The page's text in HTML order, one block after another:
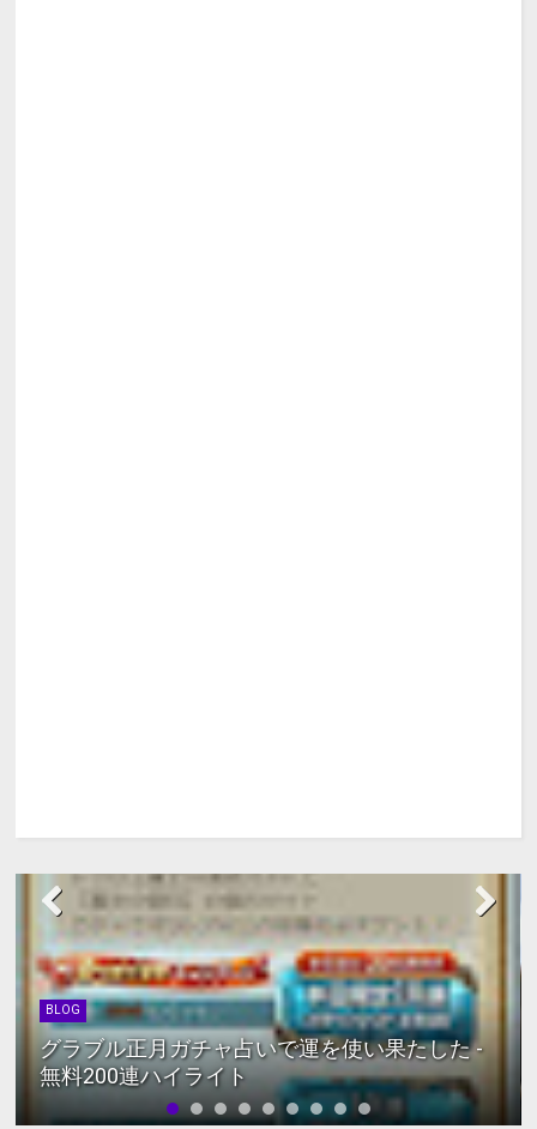
BLOG
グラブル正月ガチャ占いで運を使い果たした -
無料200連ハイライト